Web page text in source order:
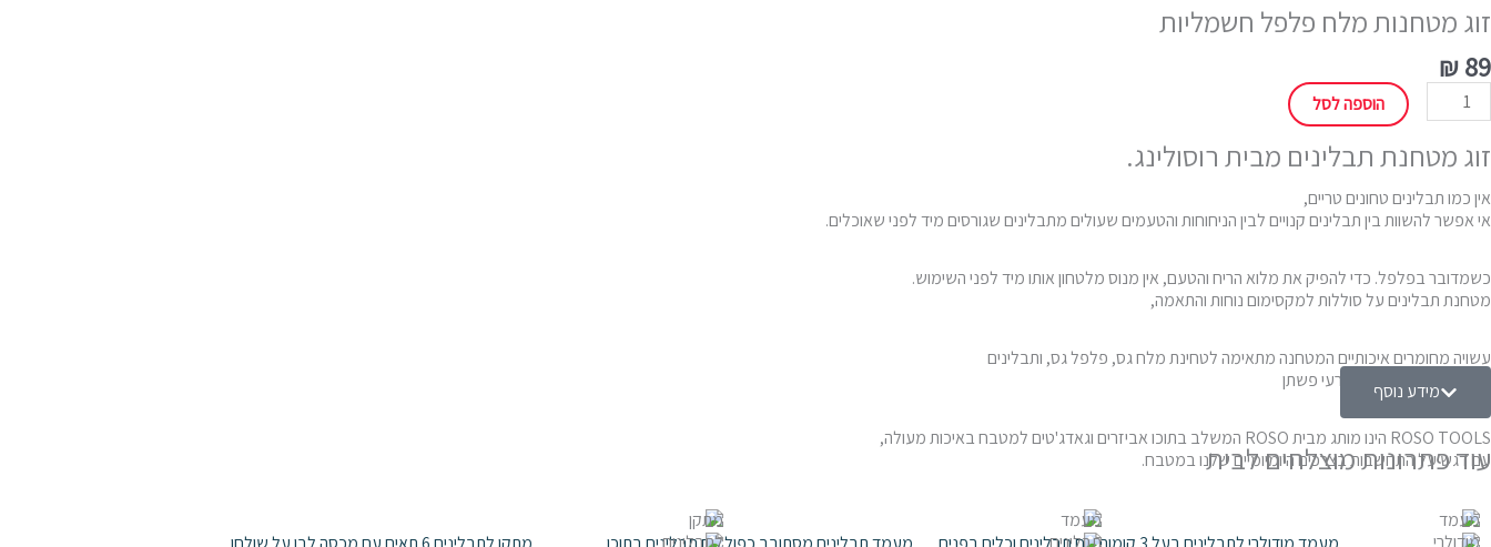
זוג מטחנות מלח פלפל חשמליות
₪89
כמות
של
מטחנות
פלפל
חשמליות
הוספה לסל
זוג מטחנת תבלינים מבית רוסולינג.
אין כמו תבלינים טחונים טריים,
אי אפשר להשוות בין תבלינים קנויים לבין הניחוחות והטעמים שעולים מתבלינים שגורסים מיד לפני שאוכלים.
כשמדובר בפלפל. כדי להפיק את מלוא הריח והטעם, אין מנוס מלטחון אותו מיד לפני השימוש.
מטחנת תבלינים על סוללות למקסימום נוחות והתאמה,
עשויה מחומרים איכותיים המטחנה מתאימה לטחינת מלח גס, פלפל גס, ותבלינים
אינה מתאימה לטחינת זרעי פשתן
ROSO TOOLS הינו מותג מבית ROSO המשלב בתוכו אביזרים וגאדג'טים למטבח באיכות מעולה,
עם דגש על התחשבות בצרכים היומיומיים שלנו במטבח.
מידע נוסף
עוד פתרונות מוצלחים לבית